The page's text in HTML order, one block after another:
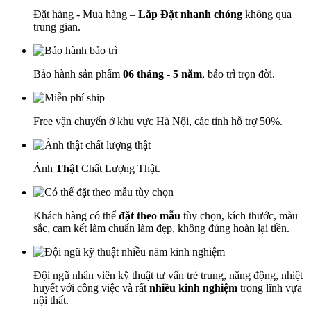
Đặt hàng - Mua hàng – Lắp Đặt nhanh chóng không qua
trung gian.
Bảo hành sản phẩm 06 tháng - 5 năm, bảo trì trọn đời.
Free vận chuyển ở khu vực Hà Nội, các tỉnh hỗ trợ 50%.
Ảnh Thật Chất Lượng Thật.
Khách hàng có thể đặt theo mẫu tùy chọn, kích thước, màu
sắc, cam kết làm chuẩn làm đẹp, không đúng hoàn lại tiền.
Đội ngũ nhân viên kỹ thuật tư vấn trẻ trung, năng động, nhiệt
huyết với công việc và rất nhiều kinh nghiệm trong lĩnh vựa
nội thất.